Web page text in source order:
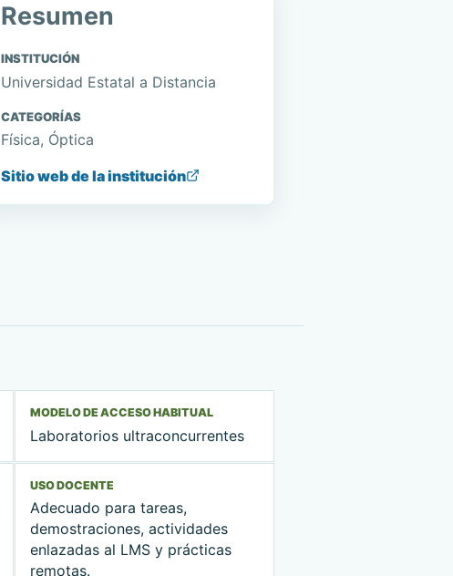
Resumen
INSTITUCIÓN
Universidad Estatal a Distancia
CATEGORÍAS
Física, Óptica
Sitio web de la institución
MODELO DE ACCESO HABITUAL
Laboratorios ultraconcurrentes
USO DOCENTE
Adecuado para tareas,
demostraciones, actividades
enlazadas al LMS y prácticas
remotas.